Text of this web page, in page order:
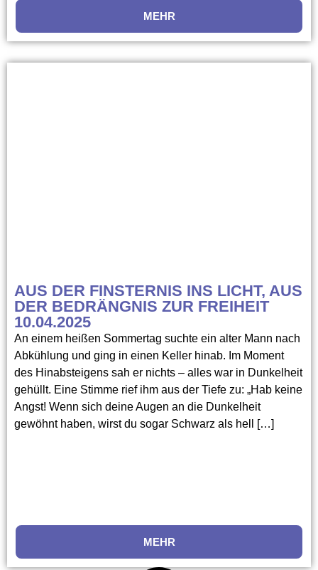
MEHR
AUS DER FINSTERNIS INS LICHT, AUS
DER BEDRÄNGNIS ZUR FREIHEIT
10.04.2025
An einem heißen Sommertag suchte ein alter Mann nach
Abkühlung und ging in einen Keller hinab. Im Moment
des Hinabsteigens sah er nichts – alles war in Dunkelheit
gehüllt. Eine Stimme rief ihm aus der Tiefe zu: „Hab keine
Angst! Wenn sich deine Augen an die Dunkelheit
gewöhnt haben, wirst du sogar Schwarz als hell […]
MEHR